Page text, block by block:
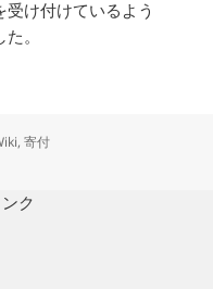
け付けているよう
。
みた
,寄付
ク